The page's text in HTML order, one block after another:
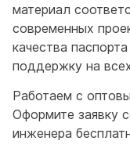
материал
современных
качества
поддержку на
Работаем с
Оформите заявку
инженера